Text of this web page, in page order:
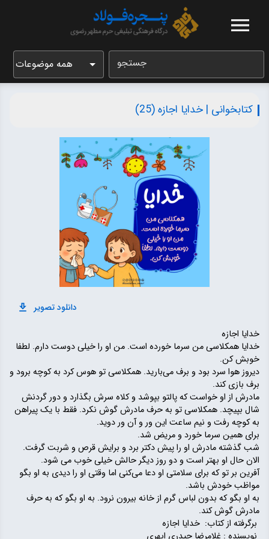
جستجو همه موضوعات
کتابخوانی | خدایا اجازه (25)
دانلود تصویر
خدایا اجازه
خدایا همکلاسی من سرما خورده است. من او را خیلی دوست دارم. لطفا
خوبش کن.
دیروز هوا سرد بود و برف می‌بارید. همکلاسی تو هوس کرد به کوچه برود و
برف بازی کند.
مادرش از او خواست که پالتو بپوشد و کلاه سرش بگذارد و دور گردنش
شال بپیچد. همکلاسی تو به حرف مادرش گوش نکرد. فقط با یک پیراهن
به کوچه رفت و نیم ساعت این ور و آن ور دوید.
برای همین سرما خورد و مریض شد.
شب گذشته مادرش او را پیش دکتر برد و برایش قرص و شربت گرفت.
الان حال او بهتر است و دو روز دیگر حالش خیلی خوب می شود.
آفرین بر تو که برای سلامتی او دعا می‌کنی اما وقتی او را دیدی به او بگو
مواظب خودش باشد.
به او بگو که بدون لباس گرم از خانه بیرون نرود. به او بگو که به حرف
مادرش گوش کند.
برگرفته از کتاب: خدایا اجازه